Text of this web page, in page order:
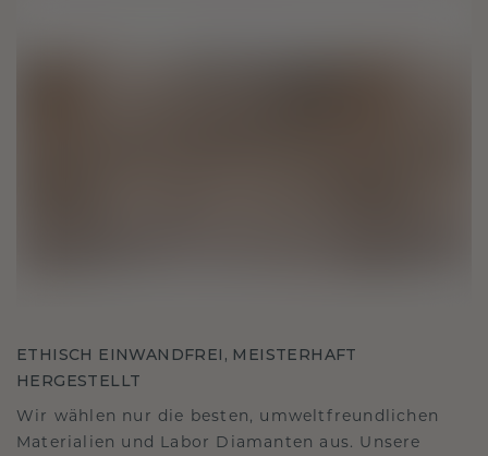
ETHISCH EINWANDFREI, MEISTERHAFT
HERGESTELLT
Wir wählen nur die besten, umweltfreundlichen
Materialien und Labor Diamanten aus. Unsere